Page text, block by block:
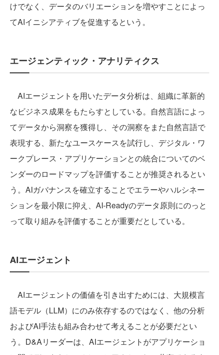
けでなく、データのバリエーションを増やすことによっ
てAIイニシアティブを促進するという。
エージェンティック・アナリティクス
AIエージェントを用いたデータ分析は、組織に革新的
なビジネス成果をもたらすとしている。自然言語によっ
てデータから洞察を獲得し、その洞察をまた自然言語で
表現する、新たなユースケースを試行し、デジタル・ワ
ークプレース・アプリケーションとの統合についてのベ
ンダーのロードマップを評価することが推奨されるとい
う。AIガバナンスを確立することでエラーやハルシネー
ションを最小限に抑え、AI-Readyのデータ原則にのっと
って取り組みを評価することが重要だとしている。
AIエージェント
AIエージェントの価値を引き出すためには、大規模言
語モデル（LLM）にのみ依存するのではなく、他の分析
およびAI手法も組み合わせて考えることが必要だとい
う。D&Aリーダーは、AIエージェントがアプリケーショ